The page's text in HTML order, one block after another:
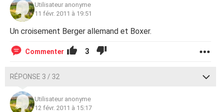
Utilisateur anonyme
11 févr. 2011 à 19:51
Un croisement Berger allemand et Boxer.
Commenter 3
RÉPONSE 3 / 32
Utilisateur anonyme
12 févr. 2011 à 15:17